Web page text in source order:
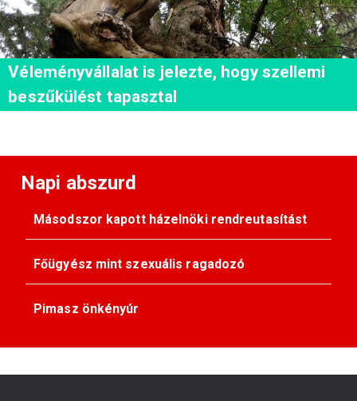
Véleményvállalat is jelezte, hogy szellemi
beszűkülést tapasztal
Napi abszurd
Másodszor kapott házelnöki rendreutasítást
Főügyész mint szexuális ragadozó
Pimasz önkényúr